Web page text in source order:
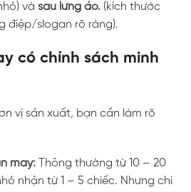
vàsau lưng áo. (kích thước
điệp/slogan rõ ràng).
có chính sách minh
vị sản xuất, bạn cần làm rõ
may: Thông thường từ 10 – 20
nhận từ 1 – 5 chiếc. Nhưng chi